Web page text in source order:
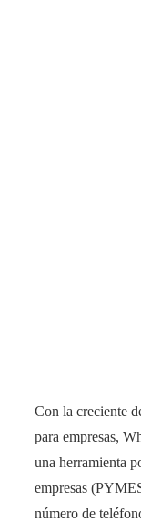
Con la creciente
para empresas,
una herramienta
empresas
número de